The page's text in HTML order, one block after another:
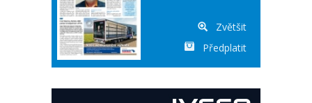
Zvětšit
Předplatit